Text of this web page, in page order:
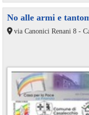
No alle armi e
via Canonici Renani 8 -